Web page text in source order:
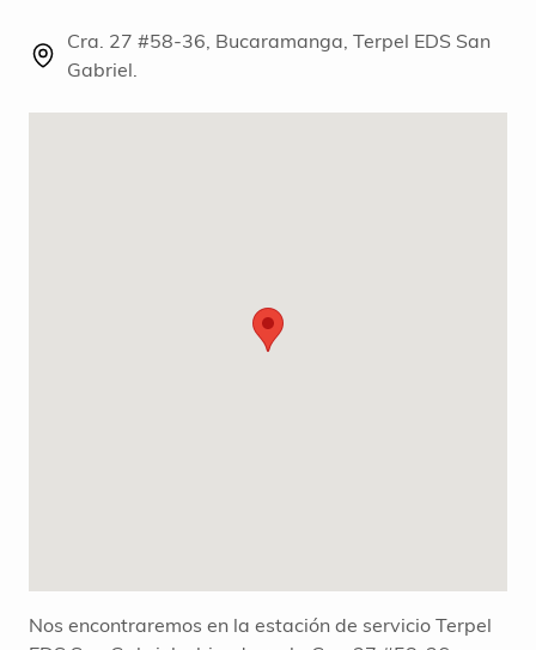
Cra. 27 #58-36, Bucaramanga, Terpel EDS San
Gabriel.
Nos encontraremos en la estación de servicio Terpel